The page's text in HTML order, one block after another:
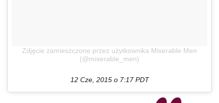
Zdjęcie zamieszczone przez użytkownika Miserable Men
(@miserable_men)
12 Cze, 2015 o 7:17 PDT